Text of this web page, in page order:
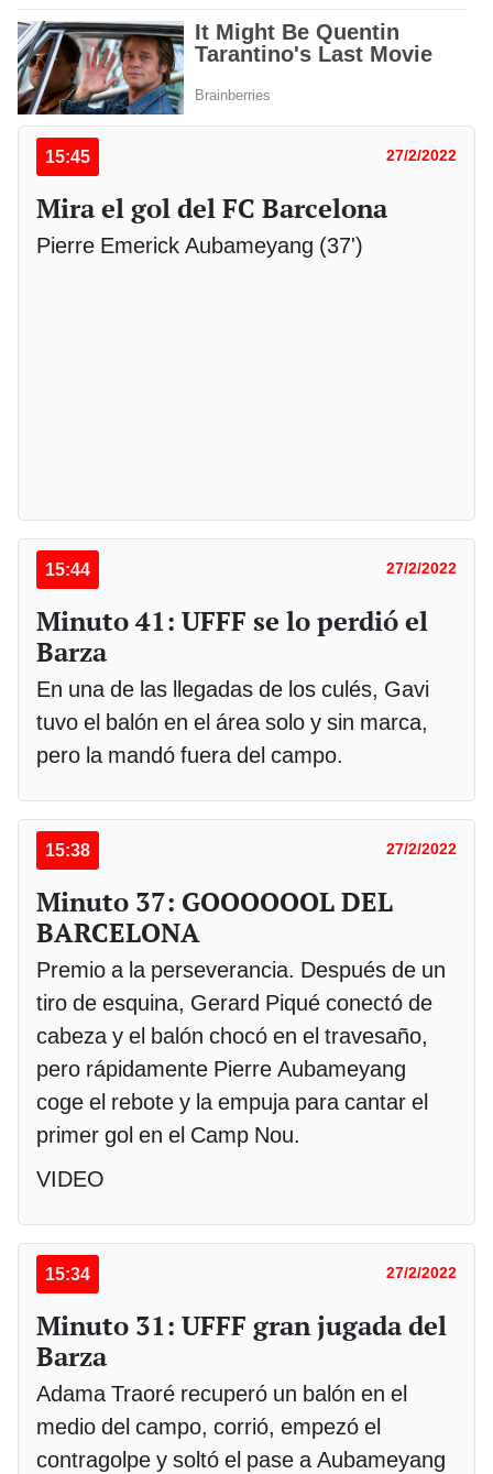
15:45 27/2/2022
Mira el gol del FC Barcelona
Pierre Emerick Aubameyang (37')
15:44 27/2/2022
Minuto 41: UFFF se lo perdió el
Barza
En una de las llegadas de los culés, Gavi
tuvo el balón en el área solo y sin marca,
pero la mandó fuera del campo.
15:38 27/2/2022
Minuto 37: GOOOOOOL DEL
BARCELONA
Premio a la perseverancia. Después de un
tiro de esquina, Gerard Piqué conectó de
cabeza y el balón chocó en el travesaño,
pero rápidamente Pierre Aubameyang
coge el rebote y la empuja para cantar el
primer gol en el Camp Nou.
VIDEO
15:34 27/2/2022
Minuto 31: UFFF gran jugada del
Barza
Adama Traoré recuperó un balón en el
medio del campo, corrió, empezó el
contragolpe y soltó el pase a Aubameyang